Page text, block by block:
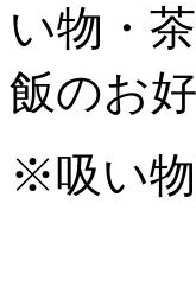
い物・
飯のお
※吸い